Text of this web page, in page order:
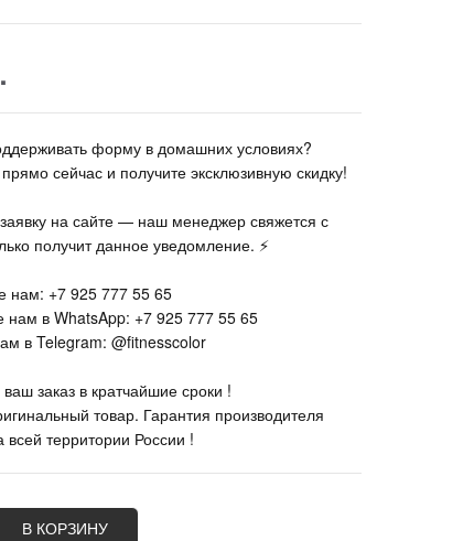
форму в домашних условиях?
сейчас и получите эксклюзивную скидку!
на сайте — наш менеджер свяжется с
получит данное уведомление. ⚡
нам: +7 925 777 55 65
нам в WhatsApp: +7 925 777 55 65
в Telegram: @fitnesscolor
заказ в кратчайшие сроки !
товар. Гарантия производителя
всей территории России !
В КОРЗИНУ